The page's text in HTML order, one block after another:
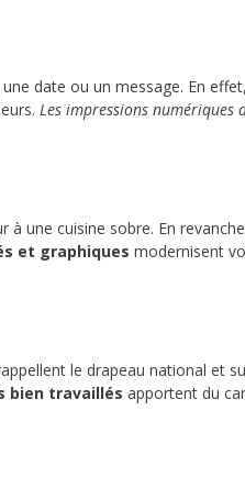
date ou un message. En
Les impressions numériques
une cuisine sobre. En
et graphiques modernisent
le drapeau national et
bien travaillés apportent du